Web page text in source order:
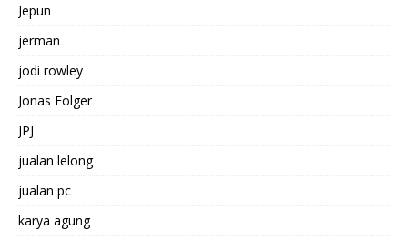
Jepun
jerman
jodi rowley
Jonas Folger
JPJ
jualan lelong
jualan pc
karya agung